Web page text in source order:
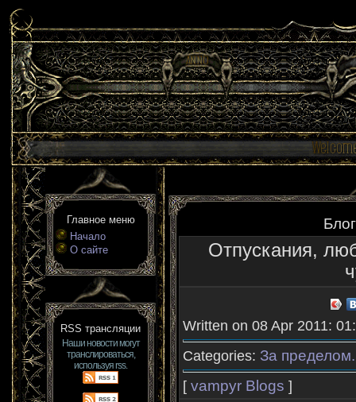
Главное меню
Начало
О сайте
RSS трансляции
Наши новости могут
транслироваться,
используя rss.
Отпускания,
Written on 08 Apr 2011:
Categories: За
[ vampyr Blogs ]